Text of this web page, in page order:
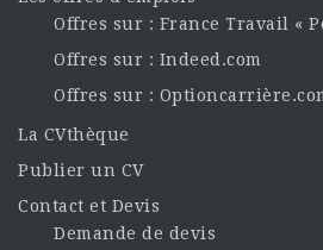
Offres sur : France Travail «
Offres sur : Indeed.com
Offres sur :
La CVthèque
Publier un CV
Contact et Devis
Demande de devis